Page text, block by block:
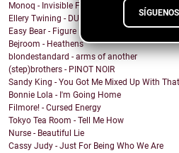
SÍGUENOS
Monoq - Invisible Finish Line
Ellery Twining - DUSTY SPRINGFIELD'S
Easy Bear - Figure It Out
Bejroom - Heathens
blondestandard - arms of another
(step)brothers - PINOT NOIR
Sandy King - You Got Me Mixed Up With
Bonnie Lola - I'm Going Home
Filmore! - Cursed Energy
Tokyo Tea Room - Tell Me How
Nurse - Beautiful Lie
Cassy Judy - Just For Being Who We Are